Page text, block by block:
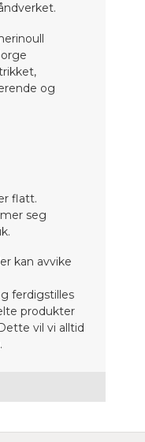
og
flatt.
seg
kan avvike
ferdigstilles
produkter
vil vi alltid